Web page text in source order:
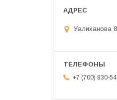
Уалиханова
+7 (700) 830-